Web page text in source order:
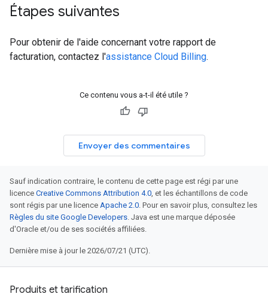
Étapes suivantes
Pour obtenir de l'aide concernant votre rapport de
facturation, contactez l'assistance Cloud Billing.
Ce contenu vous a-t-il été utile ?
Envoyer des commentaires
Sauf indication contraire, le contenu de cette page est régi par une
licence Creative Commons Attribution 4.0, et les échantillons de code
sont régis par une licence Apache 2.0. Pour en savoir plus, consultez les
Règles du site Google Developers. Java est une marque déposée
d'Oracle et/ou de ses sociétés affiliées.
Dernière mise à jour le 2026/07/21 (UTC).
Produits et tarification